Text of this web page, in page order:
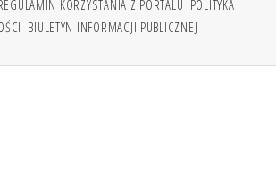
KORZYSTANIA Z PORTALU POLITYKA
BIULETYN INFORMACJI PUBLICZNEJ